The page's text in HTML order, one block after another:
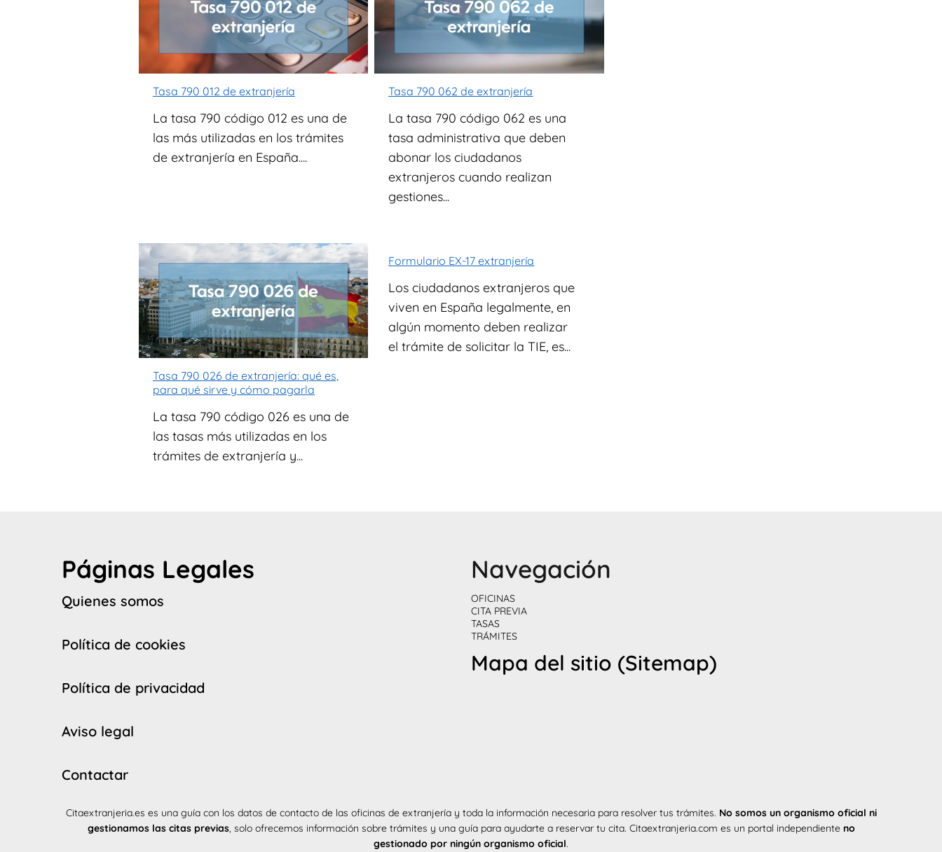
Tasa 790 012 de extranjería
La tasa 790 código 012 es una de
las más utilizadas en los trámites
de extranjería en España....
Tasa 790 062 de extranjería
La tasa 790 código 062 es una
tasa administrativa que deben
abonar los ciudadanos
extranjeros cuando realizan
gestiones...
Tasa 790 026 de extranjería: qué es,
para qué sirve y cómo pagarla
La tasa 790 código 026 es una de
las tasas más utilizadas en los
trámites de extranjería y...
Formulario EX-17 extranjería
Los ciudadanos extranjeros que
viven en España legalmente, en
algún momento deben realizar
el trámite de solicitar la TIE, es...
Páginas Legales
Quienes somos
Política de cookies
Política de privacidad
Aviso legal
Contactar
Navegación
OFICINAS
CITA PREVIA
TASAS
TRÁMITES
Mapa del sitio (Sitemap)
Citaextranjeria.es es una guía con los datos de contacto de las oficinas de extranjería y toda la información necesaria para resolver tus trámites. No somos un organismo oficial ni
gestionamos las citas previas, solo ofrecemos información sobre trámites y una guía para ayudarte a reservar tu cita. Citaextranjeria.com es un portal independiente no
gestionado por ningún organismo oficial.